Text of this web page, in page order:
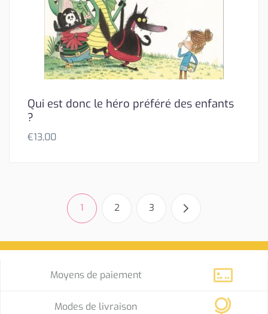
Qui est donc le héro préféré des enfants
?
€13,00
1 2 3
Moyens de paiement
Modes de livraison